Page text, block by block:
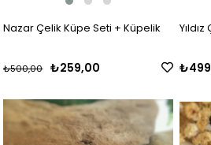
Nazar Çelik Küpe Seti + Küpelik
₺259,00
₺500,00